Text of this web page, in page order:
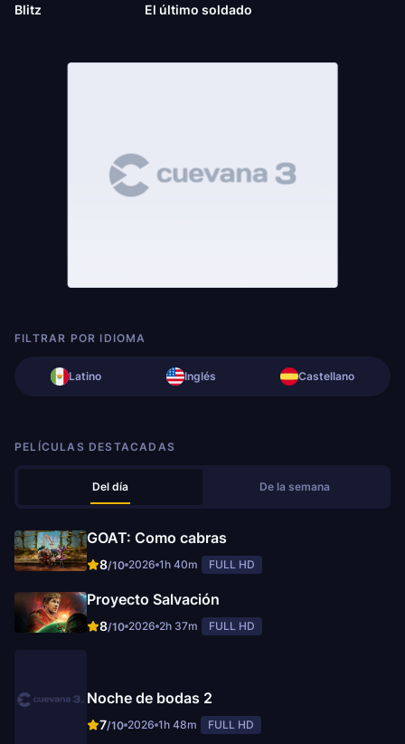
Blitz El último soldado
FILTRAR POR IDIOMA
Latino Inglés Castellano
PELÍCULAS DESTACADAS
Del día De la semana
GOAT: Como cabras
8/10 2026 1h 40m FULL HD
Proyecto Salvación
8/10 2026 2h 37m FULL HD
Noche de bodas 2
7/10 2026 1h 48m FULL HD